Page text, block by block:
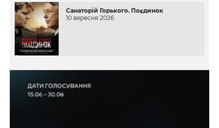
Санаторій Горького. Поєдинок
10 вересня 2026